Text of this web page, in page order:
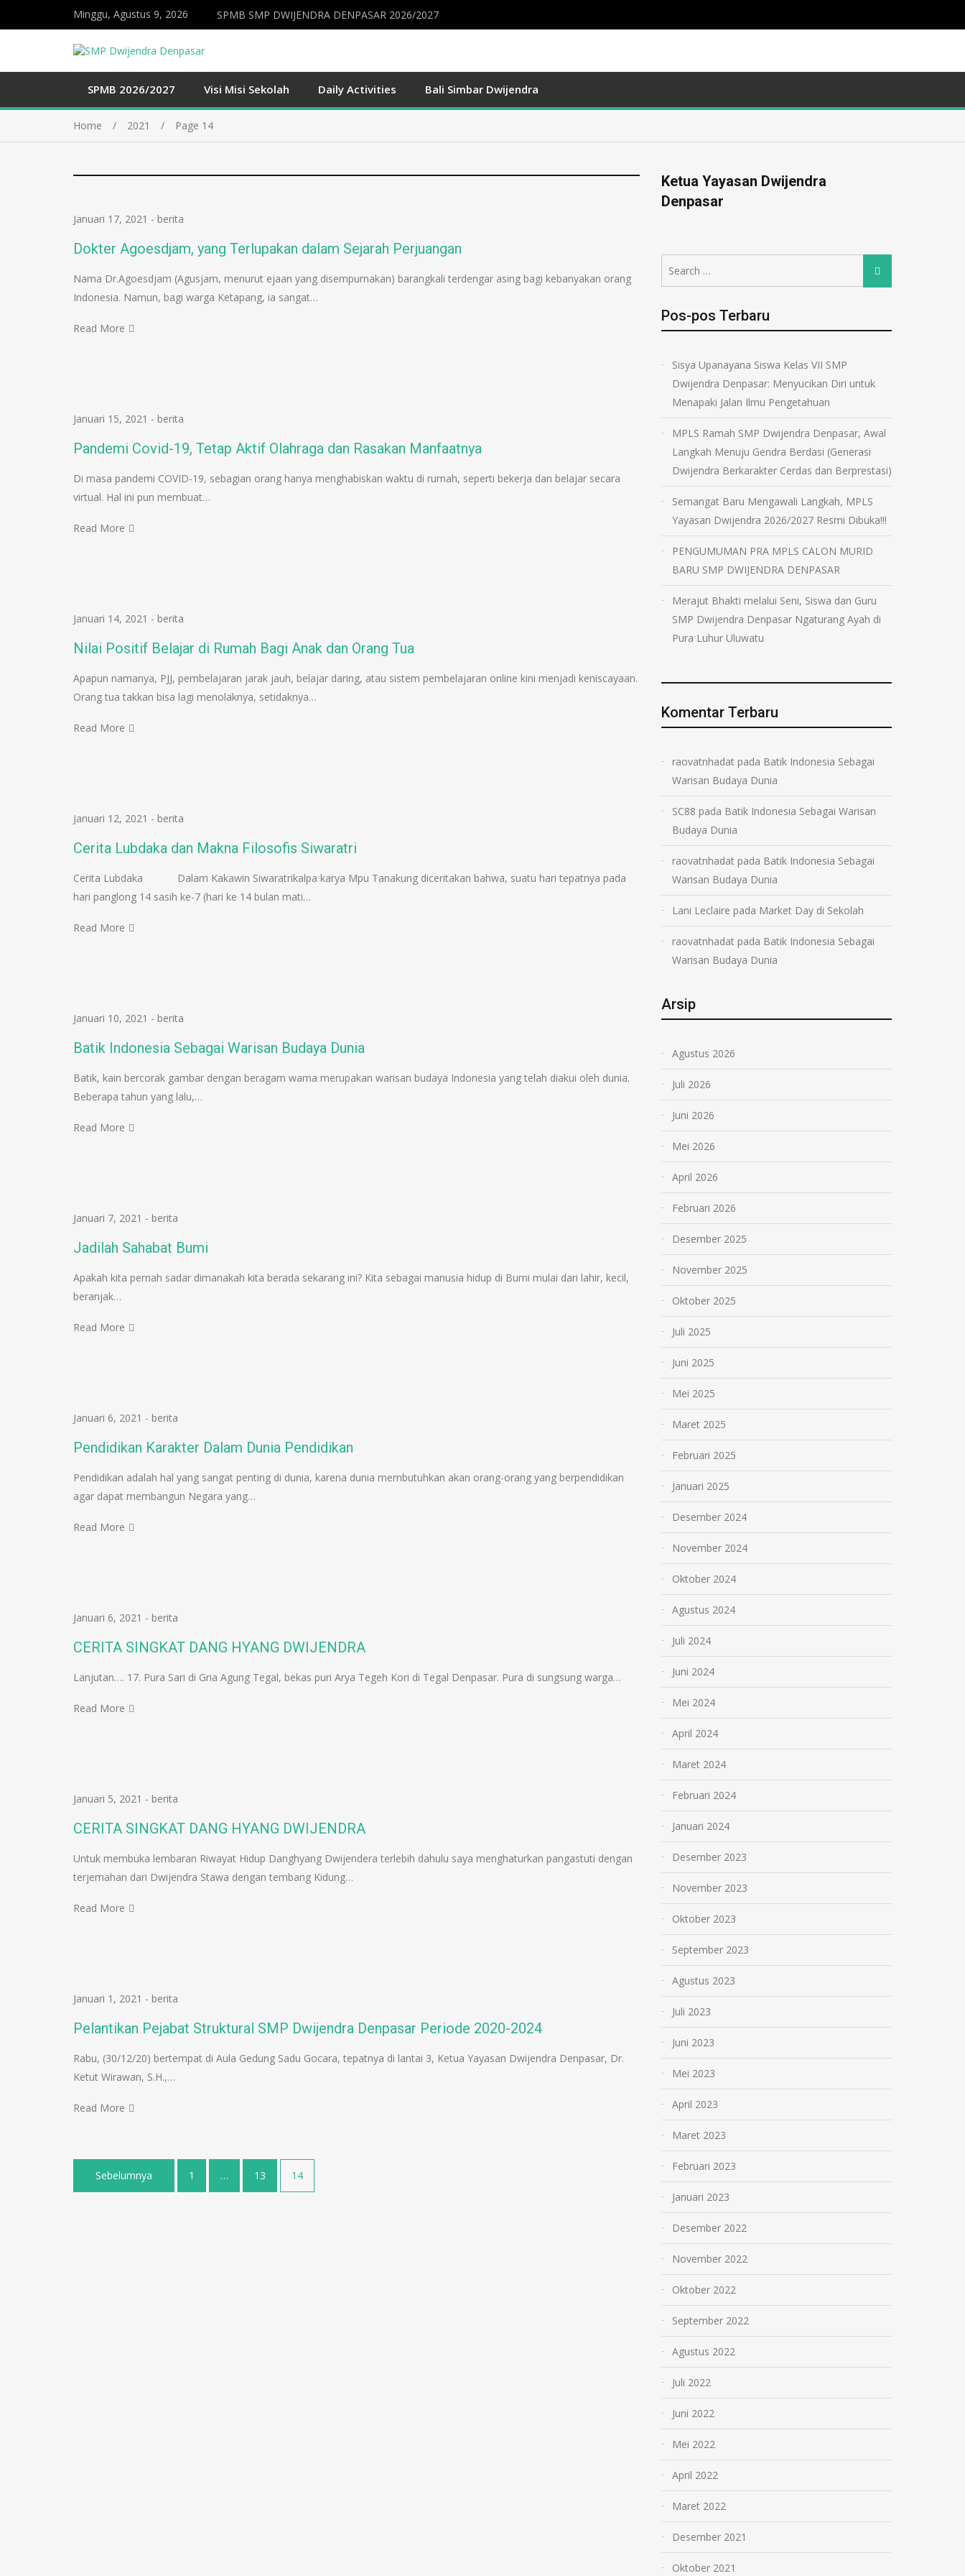
Minggu, Agustus 9, 2026 SPMB SMP DWIJENDRA DENPASAR 2026/2027
SPMB 2026/2027 Visi Misi Sekolah Daily Activities Bali Simbar Dwijendra
Home 2021 Page 14
Januari 17, 2021 - berita
Dokter Agoesdjam, yang Terlupakan dalam Sejarah Perjuangan
Nama Dr.Agoesdjam (Agusjam, menurut ejaan yang disempurnakan) barangkali terdengar asing bagi kebanyakan orang
Indonesia. Namun, bagi warga Ketapang, ia sangat…
Read More
Januari 15, 2021 - berita
Pandemi Covid-19, Tetap Aktif Olahraga dan Rasakan Manfaatnya
Di masa pandemi COVID-19, sebagian orang hanya menghabiskan waktu di rumah, seperti bekerja dan belajar secara
virtual. Hal ini pun membuat…
Read More
Januari 14, 2021 - berita
Nilai Positif Belajar di Rumah Bagi Anak dan Orang Tua
Apapun namanya, PJJ, pembelajaran jarak jauh, belajar daring, atau sistem pembelajaran online kini menjadi keniscayaan.
Orang tua takkan bisa lagi menolaknya, setidaknya…
Read More
Januari 12, 2021 - berita
Cerita Lubdaka dan Makna Filosofis Siwaratri
Cerita Lubdaka Dalam Kakawin Siwaratrikalpa karya Mpu Tanakung diceritakan bahwa, suatu hari tepatnya pada
hari panglong 14 sasih ke-7 (hari ke 14 bulan mati…
Read More
Januari 10, 2021 - berita
Batik Indonesia Sebagai Warisan Budaya Dunia
Batik, kain bercorak gambar dengan beragam warna merupakan warisan budaya Indonesia yang telah diakui oleh dunia.
Beberapa tahun yang lalu,…
Read More
Januari 7, 2021 - berita
Jadilah Sahabat Bumi
Apakah kita pernah sadar dimanakah kita berada sekarang ini? Kita sebagai manusia hidup di Bumi mulai dari lahir, kecil,
beranjak…
Read More
Januari 6, 2021 - berita
Pendidikan Karakter Dalam Dunia Pendidikan
Pendidikan adalah hal yang sangat penting di dunia, karena dunia membutuhkan akan orang-orang yang berpendidikan
agar dapat membangun Negara yang…
Read More
Januari 6, 2021 - berita
CERITA SINGKAT DANG HYANG DWIJENDRA
Lanjutan…. 17. Pura Sari di Gria Agung Tegal, bekas puri Arya Tegeh Kori di Tegal Denpasar. Pura di sungsung warga…
Read More
Januari 5, 2021 - berita
CERITA SINGKAT DANG HYANG DWIJENDRA
Untuk membuka lembaran Riwayat Hidup Danghyang Dwijendera terlebih dahulu saya menghaturkan pangastuti dengan
terjemahan dari Dwijendra Stawa dengan tembang Kidung…
Read More
Januari 1, 2021 - berita
Pelantikan Pejabat Struktural SMP Dwijendra Denpasar Periode 2020-2024
Rabu, (30/12/20) bertempat di Aula Gedung Sadu Gocara, tepatnya di lantai 3, Ketua Yayasan Dwijendra Denpasar, Dr.
Ketut Wirawan, S.H.,…
Read More
Sebelumnya 1 … 13 14
Ketua Yayasan Dwijendra
Denpasar
Pos-pos Terbaru
Sisya Upanayana Siswa Kelas VII SMP
Dwijendra Denpasar: Menyucikan Diri untuk
Menapaki Jalan Ilmu Pengetahuan
MPLS Ramah SMP Dwijendra Denpasar, Awal
Langkah Menuju Gendra Berdasi (Generasi
Dwijendra Berkarakter Cerdas dan Berprestasi)
Semangat Baru Mengawali Langkah, MPLS
Yayasan Dwijendra 2026/2027 Resmi Dibuka!!!
PENGUMUMAN PRA MPLS CALON MURID
BARU SMP DWIJENDRA DENPASAR
Merajut Bhakti melalui Seni, Siswa dan Guru
SMP Dwijendra Denpasar Ngaturang Ayah di
Pura Luhur Uluwatu
Komentar Terbaru
raovatnhadat pada Batik Indonesia Sebagai
Warisan Budaya Dunia
SC88 pada Batik Indonesia Sebagai Warisan
Budaya Dunia
raovatnhadat pada Batik Indonesia Sebagai
Warisan Budaya Dunia
Lani Leclaire pada Market Day di Sekolah
raovatnhadat pada Batik Indonesia Sebagai
Warisan Budaya Dunia
Arsip
Agustus 2026
Juli 2026
Juni 2026
Mei 2026
April 2026
Februari 2026
Desember 2025
November 2025
Oktober 2025
Juli 2025
Juni 2025
Mei 2025
Maret 2025
Februari 2025
Januari 2025
Desember 2024
November 2024
Oktober 2024
Agustus 2024
Juli 2024
Juni 2024
Mei 2024
April 2024
Maret 2024
Februari 2024
Januari 2024
Desember 2023
November 2023
Oktober 2023
September 2023
Agustus 2023
Juli 2023
Juni 2023
Mei 2023
April 2023
Maret 2023
Februari 2023
Januari 2023
Desember 2022
November 2022
Oktober 2022
September 2022
Agustus 2022
Juli 2022
Juni 2022
Mei 2022
April 2022
Maret 2022
Desember 2021
Oktober 2021